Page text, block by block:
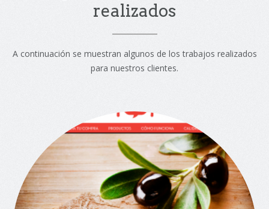
realizados
A continuación se muestran algunos de los trabajos realizados
para nuestros clientes.